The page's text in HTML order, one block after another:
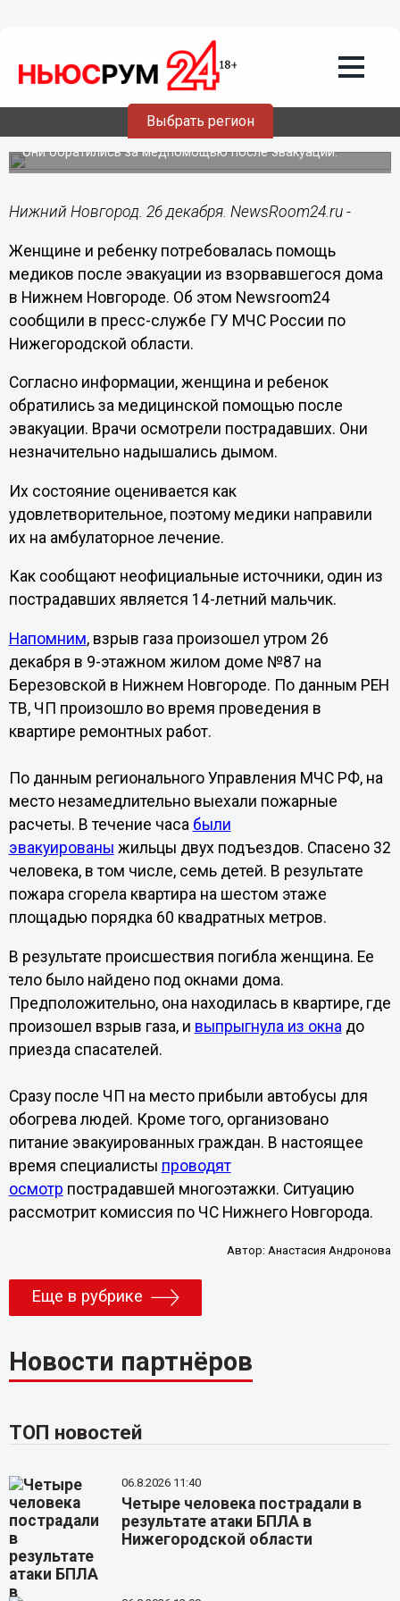
Выбрать регион
26.12.202014:33
Женщина с ребенком пострадали при
пожаре на Березовской
Они обратились за медпомощью после эвакуации.
Нижний Новгород. 26 декабря. NewsRoom24.ru -
Женщине и ребенку потребовалась помощь
медиков после эвакуации из взорвавшегося дома
в Нижнем Новгороде. Об этом Newsroom24
сообщили в пресс-службе ГУ МЧС России по
Нижегородской области.
Согласно информации, женщина и ребенок
обратились за медицинской помощью после
эвакуации. Врачи осмотрели пострадавших. Они
незначительно надышались дымом.
Их состояние оценивается как
удовлетворительное, поэтому медики направили
их на амбулаторное лечение.
Как сообщают неофициальные источники, один из
пострадавших является 14-летний мальчик.
Напомним, взрыв газа произошел утром 26
декабря в 9-этажном жилом доме №87 на
Березовской в Нижнем Новгороде. По данным РЕН
ТВ, ЧП произошло во время проведения в
квартире ремонтных работ.
По данным регионального Управления МЧС РФ, на
место незамедлительно выехали пожарные
расчеты. В течение часа были
эвакуированы жильцы двух подъездов. Спасено 32
человека, в том числе, семь детей. В результате
пожара сгорела квартира на шестом этаже
площадью порядка 60 квадратных метров.
В результате происшествия погибла женщина. Ее
тело было найдено под окнами дома.
Предположительно, она находилась в квартире, где
произошел взрыв газа, и выпрыгнула из окна до
приезда спасателей.
Сразу после ЧП на место прибыли автобусы для
обогрева людей. Кроме того, организовано
питание эвакуированных граждан. В настоящее
время специалисты проводят
осмотр пострадавшей многоэтажки. Ситуацию
рассмотрит комиссия по ЧС Нижнего Новгорода.
Автор:Анастасия Андронова
Еще в рубрике
Новости партнёров
ТОП новостей
06.8.2026 11:40
Четыре человека пострадали в
результате атаки БПЛА в
Нижегородской области